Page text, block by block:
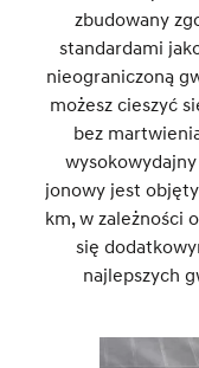
zbudowany
standardami
nieograniczoną
możesz cieszyć
bez
jonowy jest
km, w zależności
się
najlepszych